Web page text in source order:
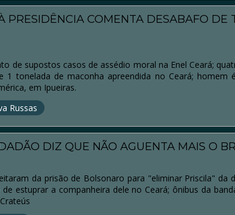
PRESIDÊNCIA COMENTA DESABAFO DE
de supostos casos de assédio moral na Enel Ceará;
1 tonelada de maconha apreendida no Ceará; homem
em Ipueiras.
Russas
DIZ QUE NÃO AGUENTA MAIS O
da prisão de Bolsonaro para "eliminar Priscila" da
estuprar a companheira dele no Ceará; ônibus da